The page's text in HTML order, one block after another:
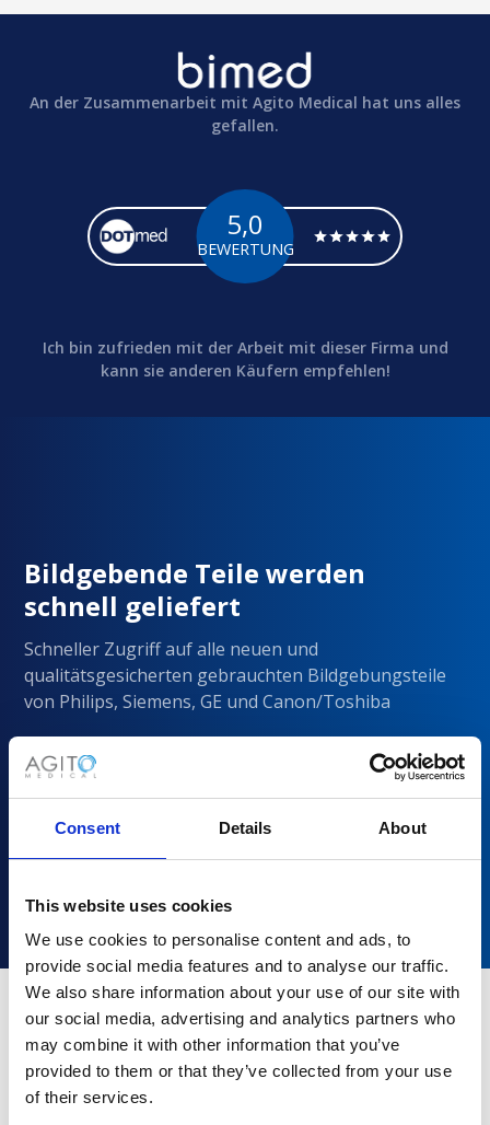
Consent Details About
This website uses cookies
We use cookies to personalise content and ads, to
provide social media features and to analyse our traffic.
We also share information about your use of our site with
our social media, advertising and analytics partners who
may combine it with other information that you’ve
provided to them or that they’ve collected from your use
of their services.
An der Zusammenarbeit mit Agito Medical hat uns alles
gefallen.
5,0
BEWERTUNG
Ich bin zufrieden mit der Arbeit mit dieser Firma und
kann sie anderen Käufern empfehlen!
Bildgebende Teile werden
schnell geliefert
Schneller Zugriff auf alle neuen und
qualitätsgesicherten gebrauchten Bildgebungsteile
von Philips, Siemens, GE und Canon/Toshiba
Warum sollten Sie sich für Agito
Medical entscheiden?